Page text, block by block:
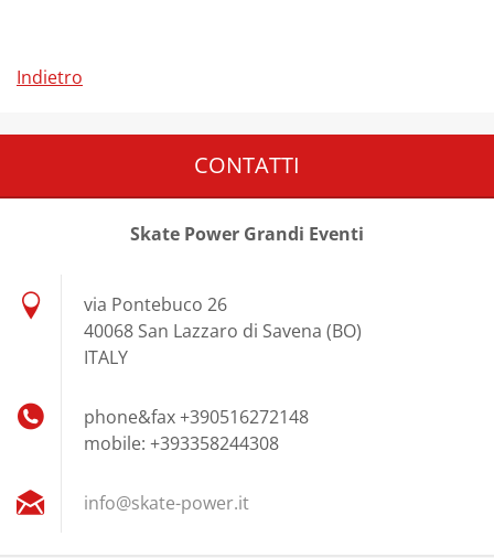
Indietro
CONTATTI
Skate Power Grandi Eventi
via Pontebuco 26
40068 San Lazzaro di Savena (BO)
ITALY
phone&fax +390516272148
mobile: +393358244308
info@skate-power.it